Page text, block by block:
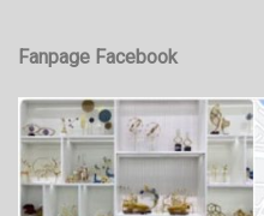
Fanpage Facebook